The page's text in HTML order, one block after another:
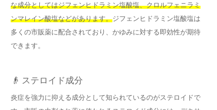
な成分としてはジフェンヒドラミン塩酸塩、クロルフェニラミ
ンマレイン酸塩などがあります。ジフェンヒドラミン塩酸塩は
多くの市販薬に配合されており、かゆみに対する即効性が期待
できます。
👴 ステロイド成分
炎症を強力に抑える成分として知られているのがステロイドで